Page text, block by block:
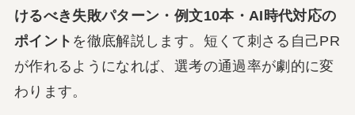
けるべき失敗パターン・例文10本・AI時代対応の
ポイント を徹底解説します。短くて刺さる自己PR
が作れるようになれば、選考の通過率が劇的に変
わります。